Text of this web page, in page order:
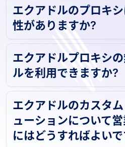
エクアドルのプロキ
性がありますか?
エクアドルプロキシ
ルを利用できますか?
エクアドルのカスタ
ューションについて
にはどうすればよい